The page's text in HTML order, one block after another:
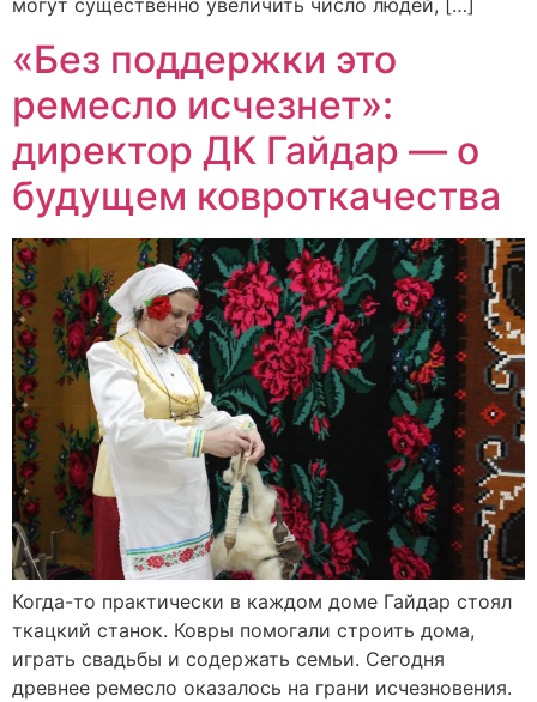
могут существенно увеличить число людей, […]
«Без поддержки это
ремесло исчезнет»:
директор ДК Гайдар — о
будущем ковроткачества
Когда-то практически в каждом доме Гайдар стоял
ткацкий станок. Ковры помогали строить дома,
играть свадьбы и содержать семьи. Сегодня
древнее ремесло оказалось на грани исчезновения.